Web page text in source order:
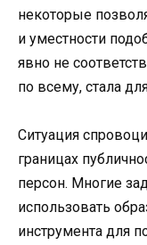
некоторые
и уместности
явно не
по всему, стала
Ситуация
границах
персон. Многие
использовать
инструмента для